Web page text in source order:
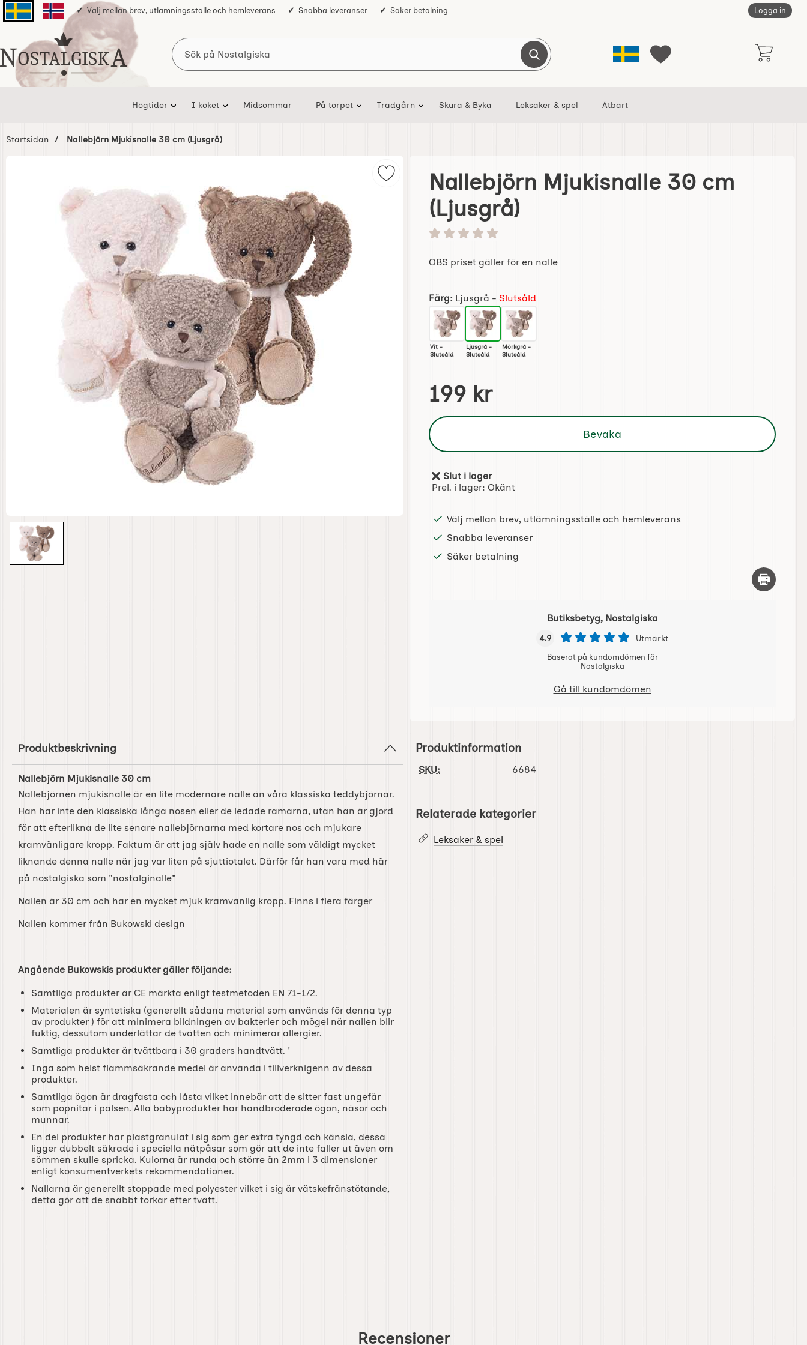
Svenska sidanNorska sidan
Välj mellan brev, utlämningsställe och hemleverans Snabba leveranser Säker betalning Logga in
Startsidan för Nostalgiska Sverige Mina favoriter
Sök
Genomför sökning
Högtider I köket Midsommar På torpet Trädgårn Skura & Byka Leksaker & spel Ätbart
Startsidan Nallebjörn Mjukisnalle 30 cm (Ljusgrå)
Markera nallebjörn Mjukisnalle 30 cm (Ljusgrå) som favorit
Nallebjörn Mjukisnalle 30 cm
(Ljusgrå)
Betyg: 0 stjärnor av 5
OBS priset gäller för en nalle
Färg:
Ljusgrå - Slutsåld
Vit -
Slutsåld
Ljusgrå -
Slutsåld
Mörkgrå -
Slutsåld
pris
199 kr
Bevaka
Tillgänglighet:
Slut i lager
Prel. i lager: Okänt
Välj mellan brev, utlämningsställe och hemleverans
Snabba leveranser
Säker betalning
Skriv ut
Butiksbetyg, Nostalgiska
4.9 Utmärkt
Baserat på kundomdömen för
Nostalgiska
Gå till kundomdömen
Produktbeskrivning
Nallebjörn Mjukisnalle 30 cm
Nallebjörnen mjukisnalle är en lite modernare nalle än våra klassiska teddybjörnar.
Han har inte den klassiska långa nosen eller de ledade ramarna, utan han är gjord
för att efterlikna de lite senare nallebjörnarna med kortare nos och mjukare
kramvänligare kropp. Faktum är att jag själv hade en nalle som väldigt mycket
liknande denna nalle när jag var liten på sjuttiotalet. Därför får han vara med här
på nostalgiska som "nostalginalle"
Nallen är 30 cm och har en mycket mjuk kramvänlig kropp. Finns i flera färger
Nallen kommer från Bukowski design
Angående Bukowskis produkter gäller följande:
Samtliga produkter är CE märkta enligt testmetoden EN 71-1/2.
Materialen är syntetiska (generellt sådana material som används för denna typ
av produkter ) för att minimera bildningen av bakterier och mögel när nallen blir
fuktig, dessutom underlättar de tvätten och minimerar allergier.
Samtliga produkter är tvättbara i 30 graders handtvätt. '
Inga som helst flammsäkrande medel är använda i tillverknigenn av dessa
produkter.
Samtliga ögon är dragfasta och låsta vilket innebär att de sitter fast ungefär
som popnitar i pälsen. Alla babyprodukter har handbroderade ögon, näsor och
munnar.
En del produkter har plastgranulat i sig som ger extra tyngd och känsla, dessa
ligger dubbelt säkrade i speciella nätpåsar som gör att de inte faller ut även om
sömmen skulle spricka. Kulorna är runda och större än 2mm i 3 dimensioner
enligt konsumentverkets rekommendationer.
Nallarna är generellt stoppade med polyester vilket i sig är vätskefrånstötande,
detta gör att de snabbt torkar efter tvätt.
Produktinformation
SKU: 6684
Relaterade kategorier
Leksaker & spel
Recensioner